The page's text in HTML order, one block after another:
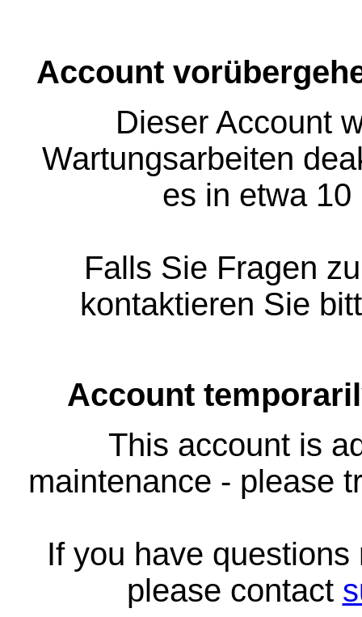
Account
Dieser Account
Wartungsarbeiten
es in etwa
Falls Sie Fragen
kontaktieren Sie
Account
This account is
maintenance - please
If you have
please contact